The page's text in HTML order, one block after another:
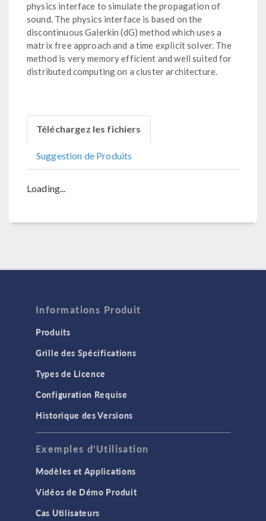
physics interface to simulate the propagation of
sound. The physics interface is based on the
discontinuous Galerkin (dG) method which uses a
matrix free approach and a time explicit solver. The
method is very memory efficient and well suited for
distributed computing on a cluster architecture.
Téléchargez les fichiers
Suggestion de Produits
Loading...
Informations Produit
Produits
Grille des Spécifications
Types de Licence
Configuration Requise
Historique des Versions
Exemples d'Utilisation
Modèles et Applications
Vidéos de Démo Produit
Cas Utilisateurs